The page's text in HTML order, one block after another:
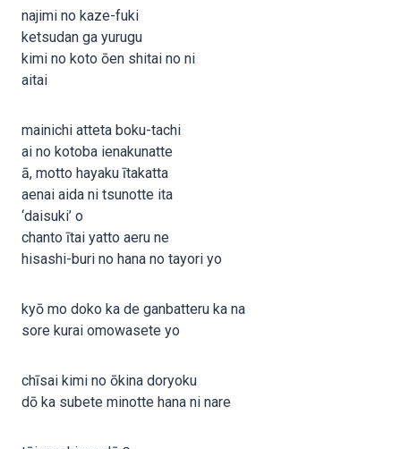
najimi no kaze-fuki
ketsudan ga yurugu
kimi no koto ōen shitai no ni
aitai
mainichi atteta boku-tachi
ai no kotoba ienakunatte
ā, motto hayaku ītakatta
aenai aida ni tsunotte ita
‘daisuki’ o
chanto ītai yatto aeru ne
hisashi-buri no hana no tayori yo
kyō mo doko ka de ganbatteru ka na
sore kurai omowasete yo
chīsai kimi no ōkina doryoku
dō ka subete minotte hana ni nare